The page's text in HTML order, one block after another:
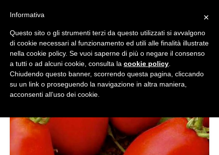
×
Informativa
Questo sito o gli strumenti terzi da questo utilizzati si avvalgono
di cookie necessari al funzionamento ed utili alle finalità illustrate
nella cookie policy. Se vuoi saperne di più o negare il consenso
a tutti o ad alcuni cookie, consulta la cookie policy
Chiudendo questo banner, scorrendo questa pagina, cliccando
su un link o proseguendo la navigazione in altra maniera,
acconsenti all’uso dei cookie.